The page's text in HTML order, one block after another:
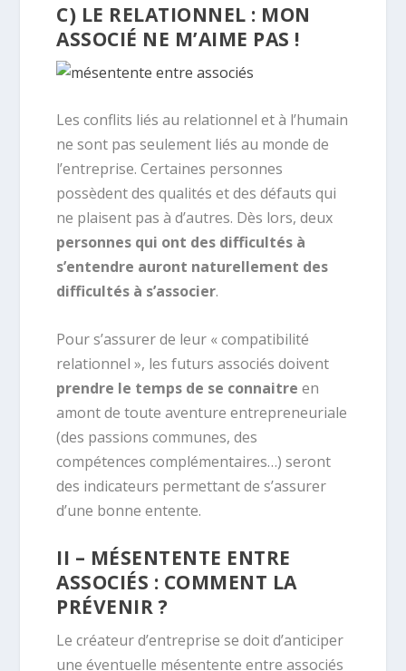
C) LE RELATIONNEL : MON
ASSOCIÉ NE M’AIME PAS !
Les conflits liés au relationnel et à l’humain
ne sont pas seulement liés au monde de
l’entreprise. Certaines personnes
possèdent des qualités et des défauts qui
ne plaisent pas à d’autres. Dès lors, deux
personnes qui ont des difficultés à
s’entendre auront naturellement des
difficultés à s’associer.
Pour s’assurer de leur « compatibilité
relationnel », les futurs associés doivent
prendre le temps de se connaitre en
amont de toute aventure entrepreneuriale
(des passions communes, des
compétences complémentaires…) seront
des indicateurs permettant de s’assurer
d’une bonne entente.
II – MÉSENTENTE ENTRE
ASSOCIÉS : COMMENT LA
PRÉVENIR ?
Le créateur d’entreprise se doit d’anticiper
une éventuelle mésentente entre associés